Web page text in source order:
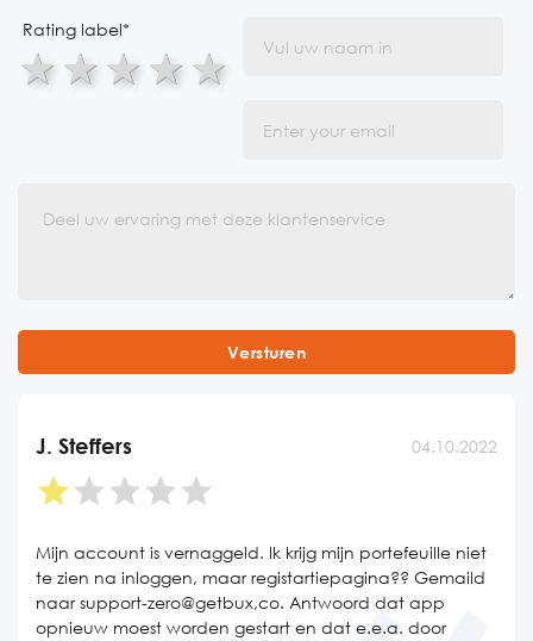
Rating label*
5 stars
4 stars
3 stars
2 stars
1 star
J. Steffers 04.10.2022
Mijn account is vernaggeld. Ik krijg mijn portefeuille niet
te zien na inloggen, maar registartiepagina?? Gemaild
naar support-zero@getbux,co. Antwoord dat app
opnieuw moest worden gestart en dat e.e.a. door